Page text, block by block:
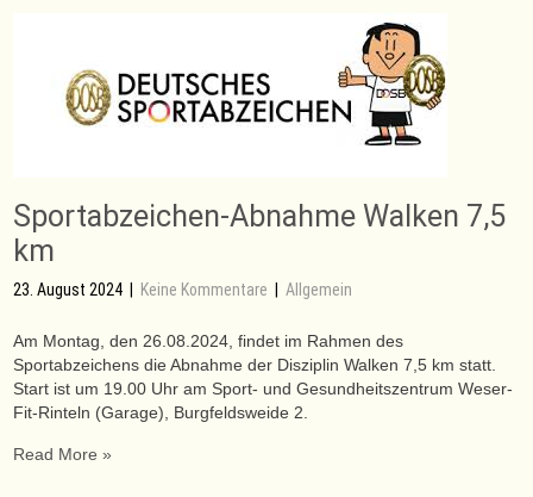
Sportabzeichen-Abnahme Walken 7,5
km
23. August 2024 Keine Kommentare |Allgemein
Am Montag, den 26.08.2024, findet im Rahmen des
Sportabzeichens die Abnahme der Disziplin Walken 7,5 km statt.
Start ist um 19.00 Uhr am Sport- und Gesundheitszentrum Weser-
Fit-Rinteln (Garage), Burgfeldsweide 2.
Read More »